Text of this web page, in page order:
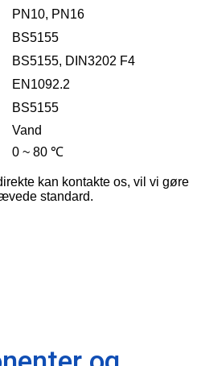
PN10, PN16
BS5155
BS5155, DIN3202 F4
EN1092.2
BS5155
Vand
0 ~ 80 ℃
kan kontakte os, vil vi gøre
standard.